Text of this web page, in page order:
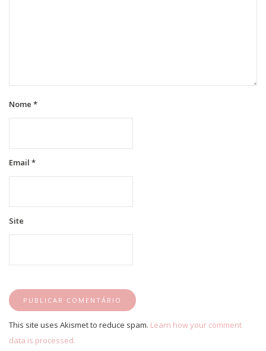
Nome *
Email *
Site
This site uses Akismet to reduce spam. Learn how your comment
data is processed.